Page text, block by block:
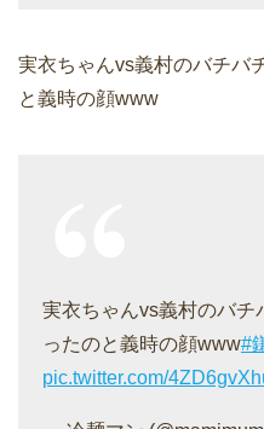
実衣ちゃんvs義村のバチバ
と義時の顔www
実衣ちゃんvs義村のバチ
ったのと義時の顔www#
pic.twitter.com/